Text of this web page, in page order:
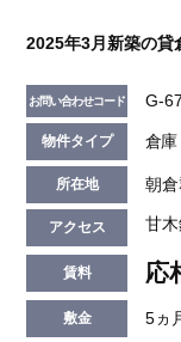
2025年3月新築の貸
お問い合わせコード G-
物件タイプ 倉
所在地 朝
アクセス 甘
賃料 応
敷金 5ヵ